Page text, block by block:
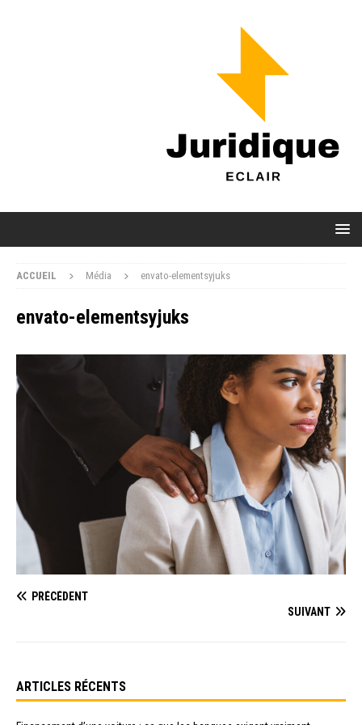
ACCUEIL Média envato-elementsyjuks
envato-elementsyjuks
PRÉCÉDENT
SUIVANT
ARTICLES RÉCENTS